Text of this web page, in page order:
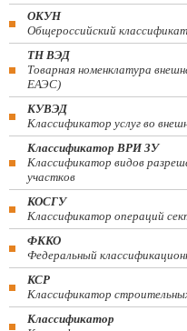
ОКУН
Общероссийский
ТН ВЭД
Товарная номенклатура
ЕАЭС)
КУВЭД
Классификатор услуг во
Классификатор ВРИ ЗУ
Классификатор видов
участков
КОСГУ
Классификатор операций
ФККО
Федеральный
КСР
Классификатор
Классификатор